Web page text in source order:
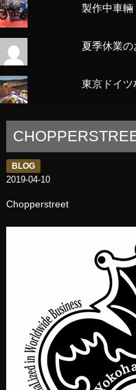
製作中車輛
夏季休業
東京ドイツ
BLOG
2019-04-10
Chopperstreet